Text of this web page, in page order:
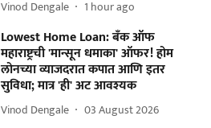
Vinod Dengale 1 hour ago
Lowest Home Loan: बँक ऑफ
महाराष्ट्रची 'मान्सून धमाका' ऑफर! होम
लोनच्या व्याजदरात कपात आणि इतर
सुविधा; मात्र 'ही' अट आवश्यक
Vinod Dengale 03 August 2026